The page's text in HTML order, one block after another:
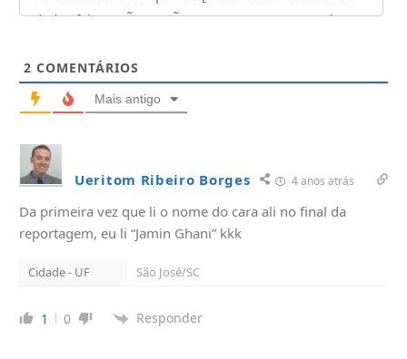
2 COMENTÁRIOS
Mais antigo
Ueritom Ribeiro Borges 4 anos atrás
Da primeira vez que li o nome do cara ali no final da
reportagem, eu li “Jamin Ghani” kkk
Cidade - UF São José/SC
1 0 Responder